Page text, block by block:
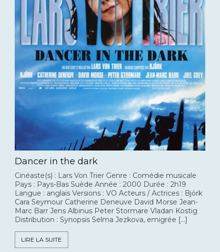
Dancer in the dark
Cinéaste(s) : Lars Von Trier Genre : Comédie musicale
Pays : Pays-Bas Suède Année : 2000 Durée : 2h19
Langue : anglais Versions : VO Acteurs / Actrices : Björk
Cara Seymour Catherine Deneuve David Morse Jean-
Marc Barr Jens Albinus Peter Stormare Vladan Kostig
Distribution : Synopsis Selma Jezkova, emigrée […]
LIRE LA SUITE